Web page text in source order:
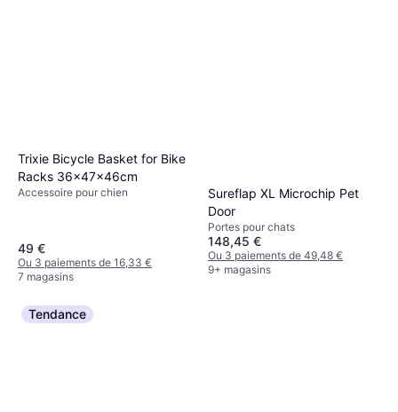
Trixie Bicycle Basket for Bike
Racks 36x47x46cm
Accessoire pour chien
49 €
Ou 3 paiements de 16,33 €
7 magasins
Sureflap XL Microchip Pet
Door
Portes pour chats
148,45 €
Ou 3 paiements de 49,48 €
9+ magasins
Tendance